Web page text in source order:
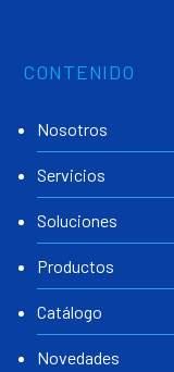
CONTENIDO
Nosotros
Servicios
Soluciones
Productos
Catálogo
Novedades